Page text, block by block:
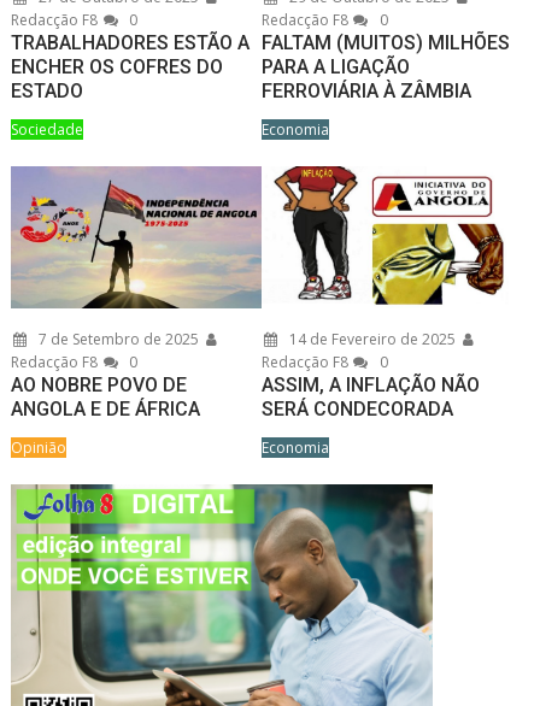
Redacção F8
0
TRABALHADORES ESTÃO A
ENCHER OS COFRES DO
ESTADO
Sociedade
Redacção F8
0
FALTAM (MUITOS) MILHÕES
PARA A LIGAÇÃO
FERROVIÁRIA À ZÂMBIA
Economia
7 de Setembro de 2025
Redacção F8
0
AO NOBRE POVO DE
ANGOLA E DE ÁFRICA
Opinião
14 de Fevereiro de 2025
Redacção F8
0
ASSIM, A INFLAÇÃO NÃO
SERÁ CONDECORADA
Economia